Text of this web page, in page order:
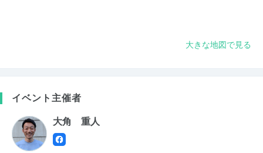
大きな地図で見る
イベント主催者
大角 重人